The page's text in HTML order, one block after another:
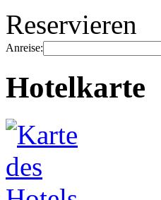
Reservieren
Anreise:
Hotelkarte